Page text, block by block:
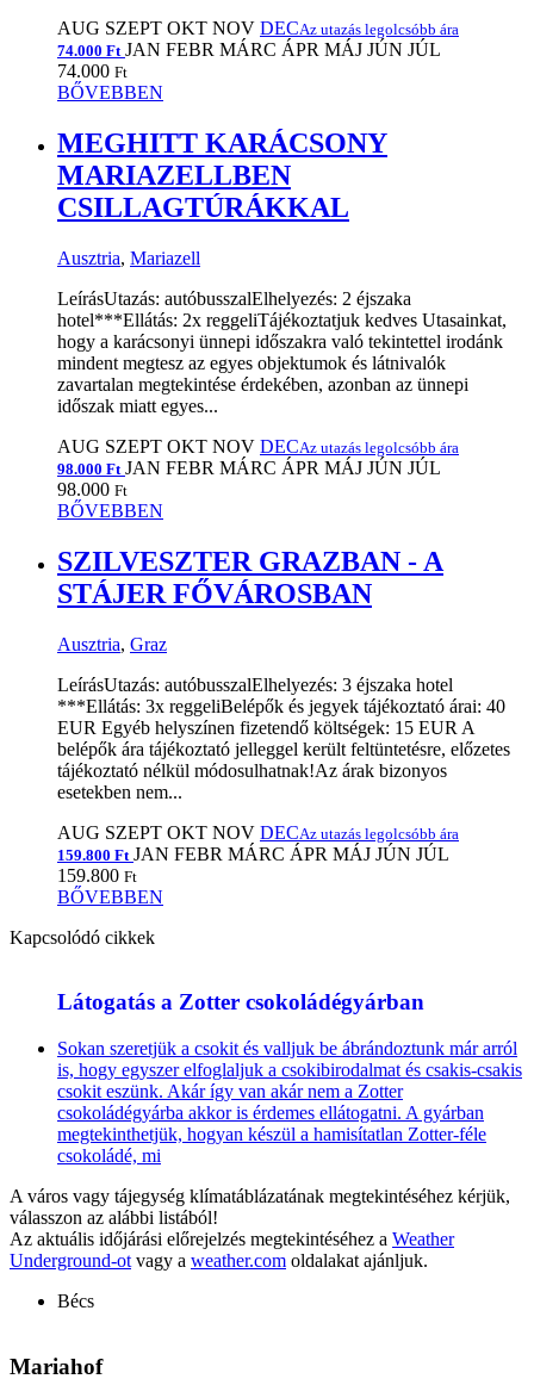
AUG SZEPT OKT NOV DECAz utazás legolcsóbb ára
74.000 Ft JAN FEBR MÁRC ÁPR MÁJ JÚN JÚL
74.000 Ft
BŐVEBBEN
MEGHITT KARÁCSONY
MARIAZELLBEN
CSILLAGTÚRÁKKAL
Ausztria, Mariazell
LeírásUtazás: autóbusszalElhelyezés: 2 éjszaka
hotel***Ellátás: 2x reggeliTájékoztatjuk kedves Utasainkat,
hogy a karácsonyi ünnepi időszakra való tekintettel irodánk
mindent megtesz az egyes objektumok és látnivalók
zavartalan megtekintése érdekében, azonban az ünnepi
időszak miatt egyes...
AUG SZEPT OKT NOV DECAz utazás legolcsóbb ára
98.000 Ft JAN FEBR MÁRC ÁPR MÁJ JÚN JÚL
98.000 Ft
BŐVEBBEN
SZILVESZTER GRAZBAN - A
STÁJER FŐVÁROSBAN
Ausztria, Graz
LeírásUtazás: autóbusszalElhelyezés: 3 éjszaka hotel
***Ellátás: 3x reggeliBelépők és jegyek tájékoztató árai: 40
EUR Egyéb helyszínen fizetendő költségek: 15 EUR A
belépők ára tájékoztató jelleggel került feltüntetésre, előzetes
tájékoztató nélkül módosulhatnak!Az árak bizonyos
esetekben nem...
AUG SZEPT OKT NOV DECAz utazás legolcsóbb ára
159.800 Ft JAN FEBR MÁRC ÁPR MÁJ JÚN JÚL
159.800 Ft
BŐVEBBEN
Kapcsolódó cikkek
Látogatás a Zotter csokoládégyárban
Sokan szeretjük a csokit és valljuk be ábrándoztunk már arról
is, hogy egyszer elfoglaljuk a csokibirodalmat és csakis-csakis
csokit eszünk. Akár így van akár nem a Zotter
csokoládégyárba akkor is érdemes ellátogatni. A gyárban
megtekinthetjük, hogyan készül a hamisítatlan Zotter-féle
csokoládé, mi
A város vagy tájegység klímatáblázatának megtekintéséhez kérjük,
válasszon az alábbi listából!
Az aktuális időjárási előrejelzés megtekintéséhez a Weather
Underground-ot vagy a weather.com oldalakat ajánljuk.
Bécs
Mariahof